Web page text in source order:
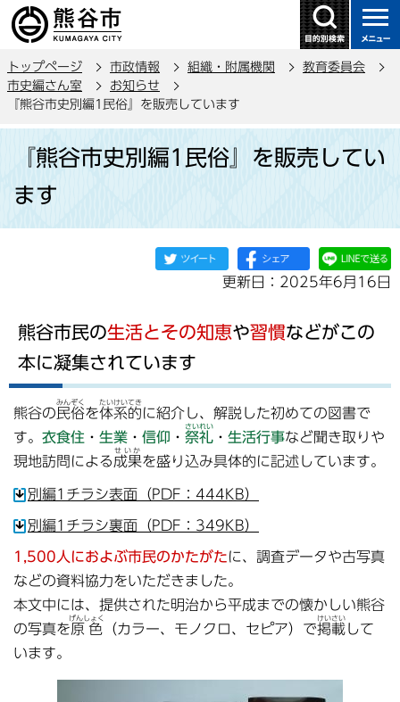
の
ー
トップページ 市政情報 組織・附属機関
教育委員会
市史編さん室
お知らせ
『熊谷市史別編1民俗』を販売しています
か
『熊谷市史別編1民俗』を販売してい
ます
更新日：2025年6月16日
熊谷市民の生活とその知恵や習慣などがこの
本に凝集されています
熊谷の 民俗
みんぞく
を体系的
たいけいてき
に紹介し、解説した初めての図書で
す。 衣食住 ・ 生業 ・ 信仰 ・ 祭礼
さいれい
・ 生活行事など聞き取りや
現地訪問による成果
せいか
を盛り込み具体的に記述しています。
別編1チラシ表面（PDF：444KB）
別編1チラシ裏面（PDF：349KB）
1,500人におよぶ市民のかたがたに、調査データや古写真
などの資料協力をいただきました。
本文中には、提供された明治から平成までの懐かしい熊谷
の写真を原色
げんしょく
（カラー、モノクロ、セピア）で掲載
けいさい
して
います。